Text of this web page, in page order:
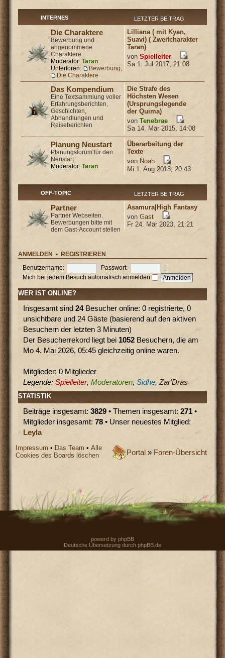
INTERNES LETZTER BEITRAG
Die Charaktere
Bewerbung und
angenommene
Charaktere
Moderator: Taran
Unterforen:
Bewerbung,
Die Charaktere
Lilliana ( mit Kyan,
Suavi) ( Zweitcharakter
Taran)
vonSpielleiter
Sa 1. Jul 2017, 21:08
Das Kompendium
Eine Textsammlung voller
Erfahrungsberichten,
Geschichten,
Abhandlungen und
Reiseberichten
Die Strafe des
Höchsten Wesen
(Ursprungslegende
der Quima)
vonTenebrae
Sa 14. Mär 2015, 14:08
Planung Neustart
Planungsforum für den
Neustart
Moderator: Taran
Überarbeitung der
Texte
von Noah
Mi 1. Aug 2018, 20:43
OFF-TOPIC LETZTER BEITRAG
Partner
Partner Webseiten.
Bewerbungen bitte mit
dem Gast-Account stellen
Asamura|High Fantasy
vonGast
Fr 24. Mär 2023, 21:21
ANMELDEN •REGISTRIEREN
Benutzername: Passwort:
Mich bei jedem Besuch automatisch anmelden
WER IST ONLINE?
Insgesamt sind24Besucher online: 0 registrierte, 0
unsichtbare und 24 Gäste (basierend auf den aktiven
Besuchern der letzten 3 Minuten)
Der Besucherrekord liegt bei 1052 Besuchern, die am
Mo 4. Mai 2026, 05:45 gleichzeitig online waren.
Mitglieder: 0 Mitglieder
Legende:Spielleiter,Moderatoren,Sidhe,Zar'Dras
STATISTIK
Beiträge insgesamt:3829 • Themen insgesamt:271 •
Mitglieder insgesamt:78 • Unser neuestes Mitglied:
Leyla
Portal» Foren-Übersicht
Impressum • Das Team •Alle
Cookies des Boards löschen
powerd by phpBB
Deutsche Übersetzung durch phpBB.de